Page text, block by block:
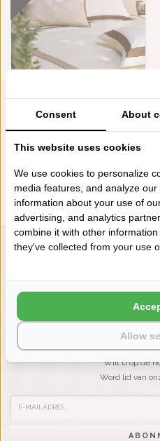
MIRABEL SLABBINCK - ABADI
+31 (0)
Wilt u op de
Word lid van
Consent About
This website uses cookies
We use cookies to personalize
media features, and analyze
information about your use of
advertising, and analytics
combine it with other
they've collected from your use
Allow